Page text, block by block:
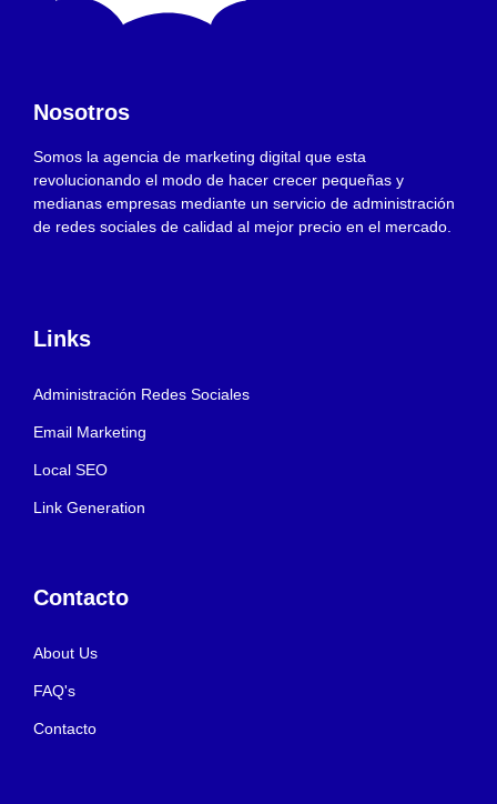
Nosotros
Somos la agencia de marketing digital que esta
revolucionando el modo de hacer crecer pequeñas y
medianas empresas mediante un servicio de administración
de redes sociales de calidad al mejor precio en el mercado.
Links
Administración Redes Sociales
Email Marketing
Local SEO
Link Generation
Contacto
About Us
FAQ's
Contacto